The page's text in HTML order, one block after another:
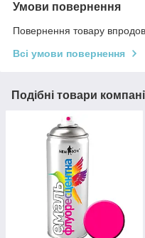
Умови повернення
Повернення товару
Всі умови повернення
Подібні товари